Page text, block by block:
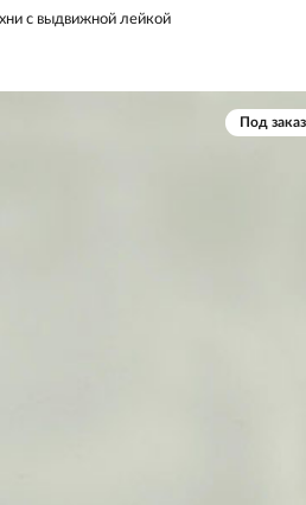
с выдвижной лейкой
Под заказ